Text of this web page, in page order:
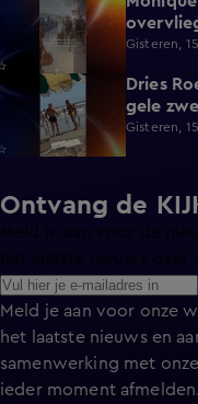
Gisteren,
0:17
Dries
gele
Gisteren,
Ontvang de
Meld je aan voor onze
het laatste nieuws en
samenwerking met
ieder moment